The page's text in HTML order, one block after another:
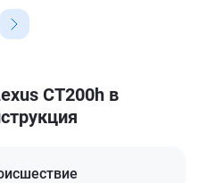
CT200h в